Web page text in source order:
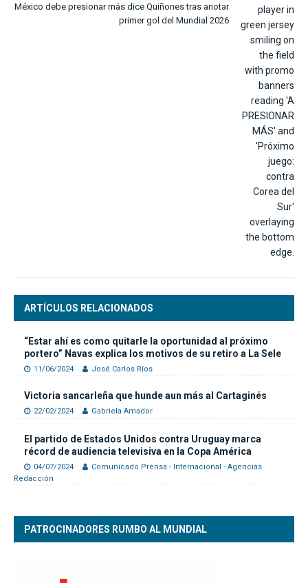
México debe presionar más dice Quiñones tras anotar
primer gol del Mundial 2026
ARTÍCULOS RELACIONADOS
“Estar ahí es como quitarle la oportunidad al próximo
portero” Navas explica los motivos de su retiro a La Sele
11/06/2024 José Carlos Ríos
Victoria sancarleña que hunde aun más al Cartaginés
22/02/2024 Gabriela Amador
El partido de Estados Unidos contra Uruguay marca
récord de audiencia televisiva en la Copa América
04/07/2024
Comunicado Prensa - Internacional - Agencias
Redacción
PATROCINADORES RUMBO AL MUNDIAL